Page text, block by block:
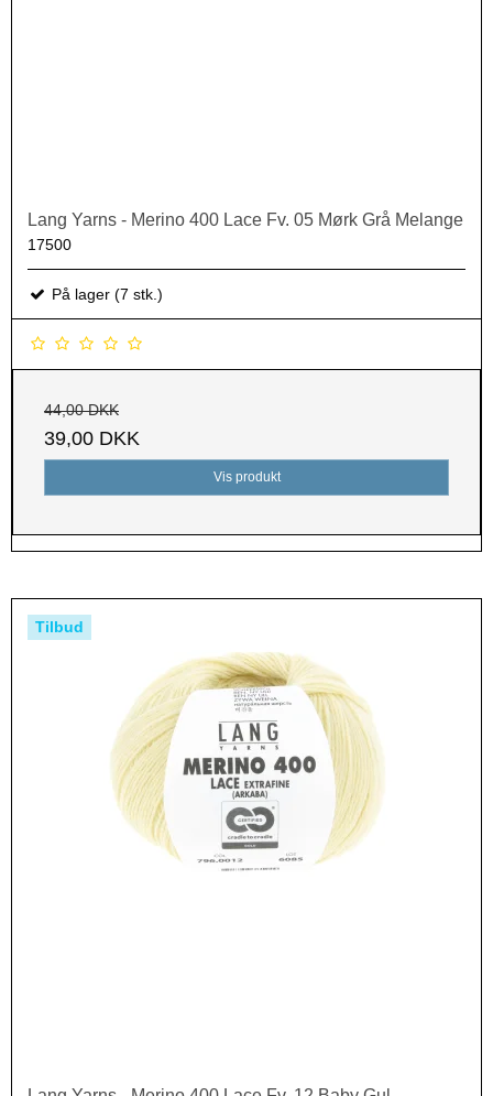
Lang Yarns - Merino 400 Lace Fv. 05 Mørk Grå Melange
17500
På lager (7 stk.)
44,00 DKK
39,00 DKK
Vis produkt
Tilbud